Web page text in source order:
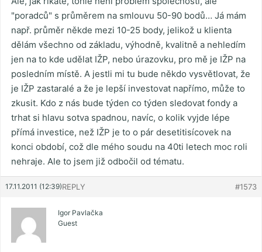
"poradců" s průměrem na smlouvu 50-90 bodů… Já mám
např. průměr někde mezi 10-25 body, jelikož u klienta
dělám všechno od základu, výhodně, kvalitně a nehledím
jen na to kde udělat IŽP, nebo úrazovku, pro mě je IŽP na
posledním místě. A jestli mi tu bude někdo vysvětlovat, že
je IŽP zastaralé a že je lepší investovat napřímo, může to
zkusit. Kdo z nás bude týden co týden sledovat fondy a
trhat si hlavu sotva spadnou, navíc, o kolik vyjde lépe
přímá investice, než IŽP je to o pár desetitisícovek na
konci období, což dle mého soudu na 40ti letech moc roli
nehraje. Ale to jsem již odbočil od tématu.
17.11.2011 (12:39) #1573
REPLY
Igor Pavlačka
Guest